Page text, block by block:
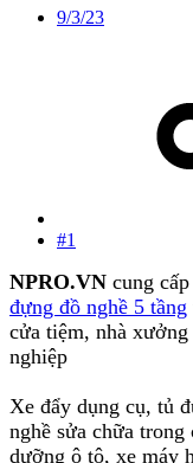
9/3/23
#1
NPRO.VN cung cấp
đựng đồ nghề 5 tầng
cửa tiệm, nhà
nghiệp
Xe đẩy dụng cụ, tủ
nghề sửa chữa
dưỡng ô tô, xe máy